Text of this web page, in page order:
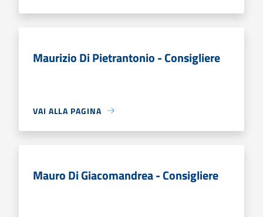
Maurizio Di Pietrantonio - Consigliere
VAI ALLA PAGINA
Mauro Di Giacomandrea - Consigliere